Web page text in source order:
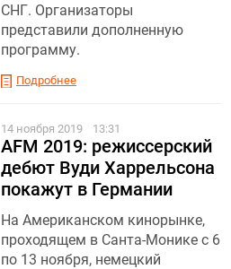
СНГ. Организаторы
представили дополненную
программу.
Подробнее
14 ноября 2019 13:31
AFM 2019: режиссерский
дебют Вуди Харрельсона
покажут в Германии
На Американском кинорынке,
проходящем в Санта-Монике с 6
по 13 ноября, немецкий